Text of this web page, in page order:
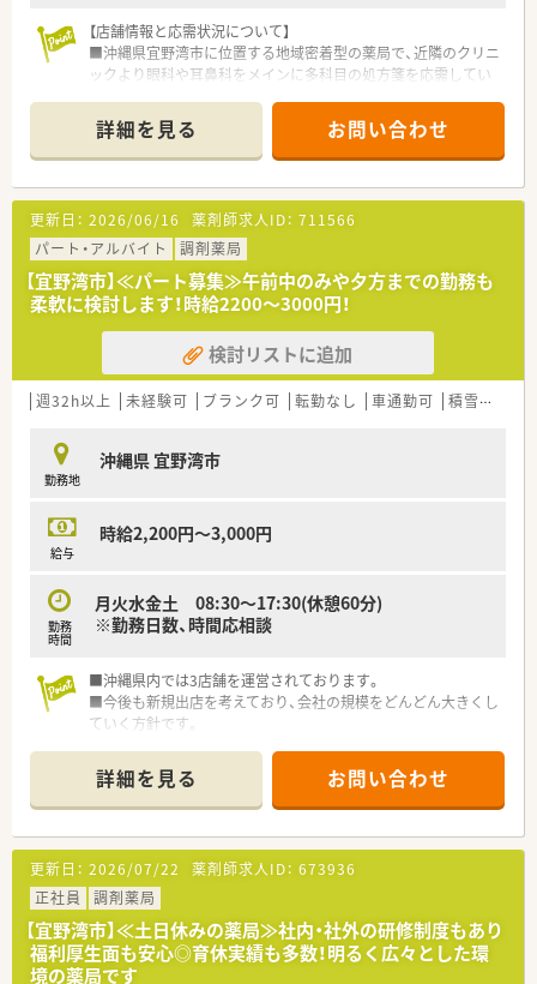
【店舗情報と応需状況について】
■沖縄県宜野湾市に位置する地域密着型の薬局で、近隣のクリニ
ックより眼科や耳鼻科をメインに多科目の処方箋を応需してい
■月の処方箋枚数は約850枚となっており、内科や皮膚科、小児
科まで幅広く対応するため、バランス良く知識を深めることが可
能です。
■外来対応に加えて在宅医療にも積極的に取り組んでおり、居宅
および施設への訪問を通じて地域住民の健康を支える役割を担
います。
【募集背景と求める人物像について】
■今回は体制強化のための欠員補充となっており、地域の患者様
に対して笑顔で誠実に対応できる薬剤師の方を募集しておりま
す。
■在宅業務への意欲がある方を歓迎しており、未経験の方でも一
から学びたいという前向きな姿勢をお持ちの方を高く評価いた
します。
います。
■沖縄県内において3店舗の調剤薬局を運営しており、今後もさ
らなる新規出店を視野に入れている成長意欲の高い企業が母体
■「地域医療の一翼を担う」という理念を掲げ、患者様の健康維
持に直接貢献することに大きなやりがいを感じられる社風が特
徴です。
師やエリアマネージャーなどを目指したい方にもチャンスがあ
ります。
詳細を見る お問い合わせ
更新日： 2026/06/16 薬剤師求人ID： 711566
パート・アルバイト
調剤薬局
【宜野湾市】≪パート募集≫午前中のみや夕方までの勤務も
柔軟に検討します！時給2200～3000円！
検討リストに追加
週32h以上 未経験可 ブランク可 転勤なし 車通勤可 積雪なし
勤務地
沖縄県 宜野湾市
給与
時給2,200円～3,000円
勤務
時間
月火水金土 08:30～17:30(休憩60分)
※勤務日数、時間応相談
■沖縄県内では3店舗を運営されております。
■今後も新規出店を考えており、会社の規模をどんどん大きくし
ていく方針です。
も在宅に対して意欲のある人にもオススメです。
詳細を見る お問い合わせ
更新日： 2026/07/22 薬剤師求人ID： 673936
正社員
調剤薬局
【宜野湾市】≪土日休みの薬局≫社内・社外の研修制度もあり
福利厚生面も安心◎育休実績も多数！明るく広々とした環
境の薬局です